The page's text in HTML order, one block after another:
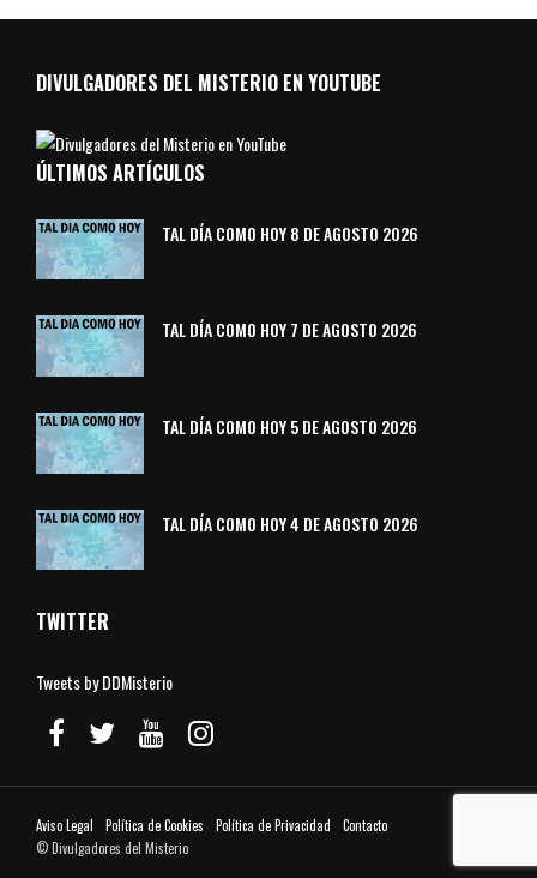
DIVULGADORES DEL MISTERIO EN YOUTUBE
ÚLTIMOS ARTÍCULOS
TAL DÍA COMO HOY 8 DE AGOSTO 2026
TAL DÍA COMO HOY 7 DE AGOSTO 2026
TAL DÍA COMO HOY 5 DE AGOSTO 2026
TAL DÍA COMO HOY 4 DE AGOSTO 2026
TWITTER
Tweets by DDMisterio
Aviso Legal Política de Cookies Política de Privacidad
Contacto
© Divulgadores del Misterio